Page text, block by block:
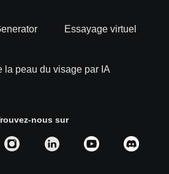
Essayage virtuel
la peau du visage par IA
nous sur